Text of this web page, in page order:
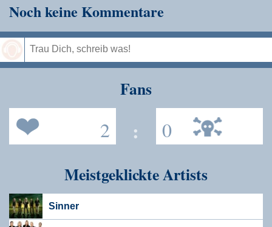
Noch keine Kommentare
Fans
2 : 0
Meistgeklickte Artists
Sinner